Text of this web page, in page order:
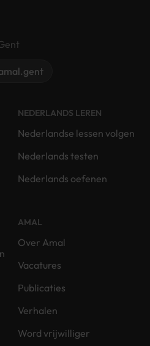
NEDERLANDS LEREN
Nederlandse lessen volgen
Nederlands testen
Nederlands oefenen
AMAL
Over Amal
Vacatures
Publicaties
Verhalen
Word vrijwilliger